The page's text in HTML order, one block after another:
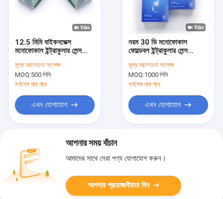
12.5 মিমি বাইকনভেক্স
মনোফোকাল ইন্ট্রাকুলার লেন্স
অপারেশনের জন্য
মূল্য:আলোচনা সাপেক্ষ
MOQ:500 পিসি
সর্বশেষ দাম পান
এখন যোগাযোগ
নরম 30 ডি মনোফোকাল
ফোল্ডেবল ইন্ট্রাকুলার লেন্স
মূল্য:আলোচনা সাপেক্ষ
MOQ:1000 পিসি
সর্বশেষ দাম পান
এখন যোগাযোগ
আপনার সময় বাঁচান
আমাদের সাথে সেরা পণ্য যোগাযোগ করুন।
আপনার প্রয়োজনীয়তা দিন